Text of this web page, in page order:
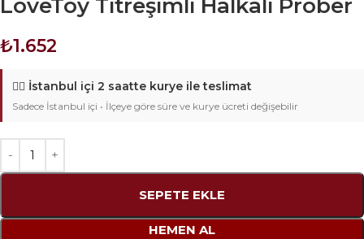
LoveToy Titreşimli Halkalı Prober
₺1.652
🚴‍♂️ İstanbul içi 2 saatte kurye ile teslimat
Sadece İstanbul içi • İlçeye göre süre ve kurye ücreti değişebilir
SEPETE EKLE
HEMEN AL